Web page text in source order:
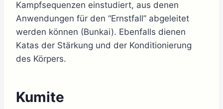
Kampfsequenzen einstudiert, aus denen
Anwendungen für den “Ernstfall” abgeleitet
werden können (Bunkai). Ebenfalls dienen
Katas der Stärkung und der Konditionierung
des Körpers.
Kumite